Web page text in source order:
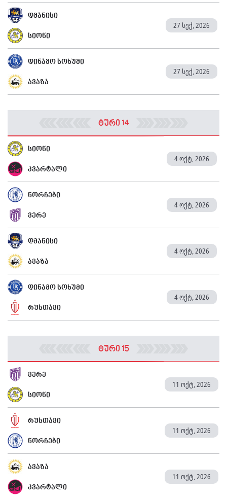
დმანისი
27 სექ, 2026
სიონი
დინამო სოხუმი
27 სექ, 2026
ავაზა
ტური 14
სიონი
4 ოქტ, 2026
კვარტალი
ნორჩები
4 ოქტ, 2026
ვერე
დმანისი
4 ოქტ, 2026
ავაზა
დინამო სოხუმი
4 ოქტ, 2026
რუსთავი
ტური 15
ვერე
11 ოქტ, 2026
სიონი
რუსთავი
11 ოქტ, 2026
ნორჩები
ავაზა
11 ოქტ, 2026
კვარტალი